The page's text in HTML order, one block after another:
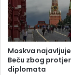
Moskva
Beču zbog
diplomata